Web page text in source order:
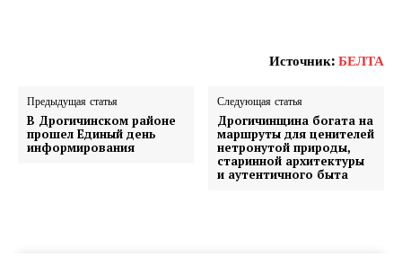
Источник: БЕЛТА
Предыдущая статья
В Дрогичинском районе
прошел Единый день
информирования
Следующая статья
Дрогичинщина богата на
маршруты для ценителей
нетронутой природы,
старинной архитектуры
и аутентичного быта